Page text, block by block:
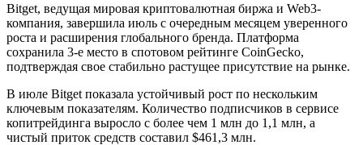
Bitget, ведущая мировая криптовалютная биржа и Web3-
компания, завершила июль с очередным месяцем уверенного
роста и расширения глобального бренда. Платформа
сохранила 3-е место в спотовом рейтинге CoinGecko,
подтверждая свое стабильно растущее присутствие на рынке.
В июле Bitget показала устойчивый рост по нескольким
ключевым показателям. Количество подписчиков в сервисе
копитрейдинга выросло с более чем 1 млн до 1,1 млн, а
чистый приток средств составил $461,3 млн.